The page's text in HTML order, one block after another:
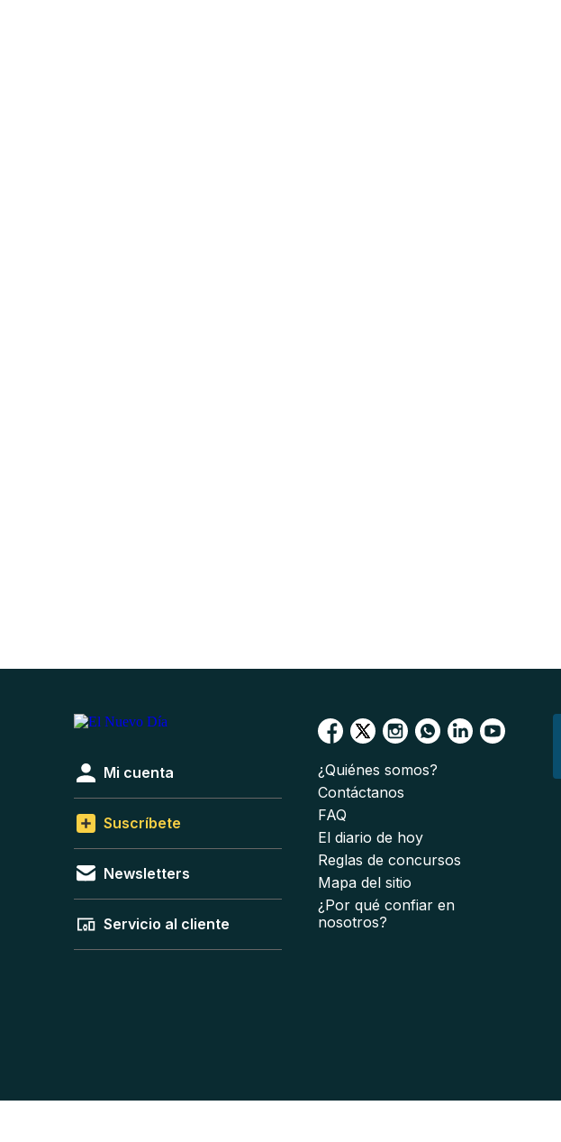
Mi cuenta
Suscríbete
Newsletters
Servicio al cliente
¿Quiénes somos?
Contáctanos
FAQ
El diario de hoy
Reglas de concursos
Mapa del sitio
¿Por qué confiar en
nosotros?